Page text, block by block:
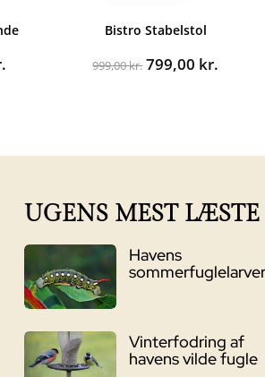
Bistro Stabelstol
999,00kr.Den
799,00 kr.
UGENS MEST LÆSTE
Havens
sommerfuglelarver
Vinterfodring af
havens vilde fugle